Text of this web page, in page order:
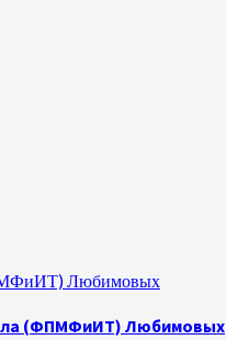
Любимовых
(ФПМФиИТ) Любимовых